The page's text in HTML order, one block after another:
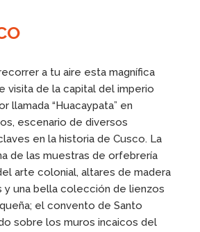
a tu aire esta magnífica
visita de la capital del imperio
llamada “Huacaypata” en
escenario de diversos
en la historia de Cusco. La
de las muestras de orfebrería
arte colonial, altares de madera
y una bella colección de lienzos
el convento de Santo
sobre los muros incaicos del